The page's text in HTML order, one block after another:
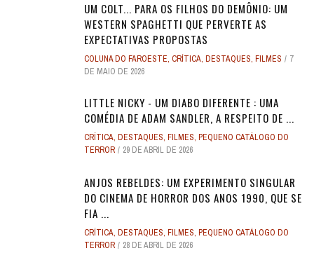
UM COLT... PARA OS FILHOS DO DEMÔNIO: UM
WESTERN SPAGHETTI QUE PERVERTE AS
EXPECTATIVAS PROPOSTAS
COLUNA DO FAROESTE, CRÍTICA, DESTAQUES, FILMES
7
DE MAIO DE 2026
LITTLE NICKY - UM DIABO DIFERENTE : UMA
COMÉDIA DE ADAM SANDLER, A RESPEITO DE ...
CRÍTICA, DESTAQUES, FILMES, PEQUENO CATÁLOGO DO
TERROR
29 DE ABRIL DE 2026
ANJOS REBELDES: UM EXPERIMENTO SINGULAR
DO CINEMA DE HORROR DOS ANOS 1990, QUE SE
FIA ...
CRÍTICA, DESTAQUES, FILMES, PEQUENO CATÁLOGO DO
TERROR
28 DE ABRIL DE 2026